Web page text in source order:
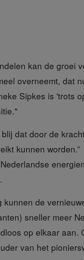
kan de groei
overneemt, dat
Sipkes is 'trots
dat door de
kunnen
de
sneller meer
op elkaar aan.
van het